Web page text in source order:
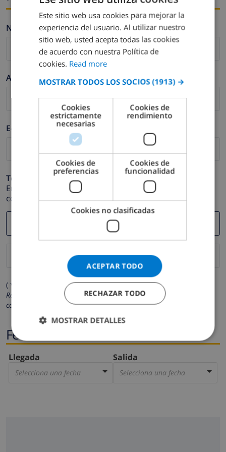
Nombre *
Apellidos *
E-mail *
Teléfono *
En caso de que su dirección de e-mail no funcione
correctamente.
( * Los campos marcados con un asterisco son obligatorios )
Respetamos su privacidad. Sus datos personales no serán
compartidos con ninguna otra persona o empresa.
Fechas
Llegada
Selecciona una fecha
Salida
Selecciona una fecha
ENGLISH
DUTCH
FRENCH
GERMAN
CATALAN
ITALIAN
DANISH
Este sitio web usa cookies para mejorar la
experiencia del usuario. Al utilizar nuestro
sitio web, usted acepta todas las cookies
de acuerdo con nuestra Política de
cookies. Read more
MOSTRAR TODOS LOS SOCIOS (1913) →
Cookies
estrictamente
necesarias
Cookies de
rendimiento
Cookies de
preferencias
Cookies de
funcionalidad
Cookies no clasificadas
ACEPTAR TODO
RECHAZAR TODO
MOSTRAR DETALLES